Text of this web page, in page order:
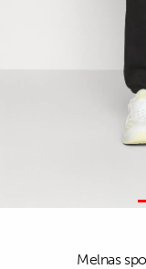
Melnas